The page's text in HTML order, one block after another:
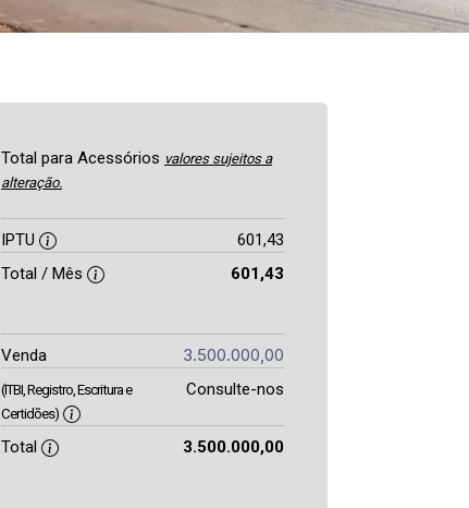
Total para Acessórios valores sujeitos a
alteração.
IPTU
601,43
Total / Mês
601,43
Venda 3.500.000,00
(ITBI, Registro, Escritura e
Certidões)
Consulte-nos
Total 3.500.000,00